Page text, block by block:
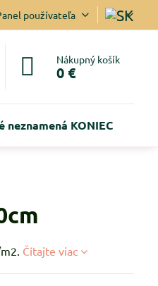
používateľa
Nákupný košík
0 €
neznamená KONIEC
Čítajte viac